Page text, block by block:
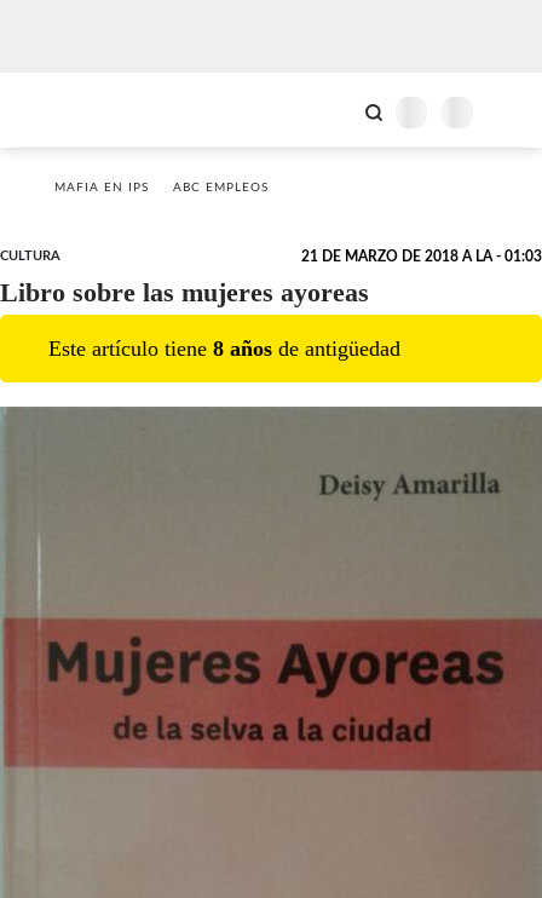
MAFIA EN IPS ABC EMPLEOS
CULTURA 21 DE MARZO DE 2018 A LA - 01:03
Libro sobre las mujeres ayoreas
Este artículo tiene 8 años de antigüedad